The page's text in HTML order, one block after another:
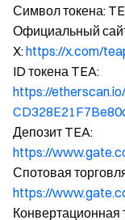
Символ токена:
Официальный
X:https://x.com/
ID токена TEA:
https://
Депозит TEA:
https://
Спотовая
https://
Конвертационная